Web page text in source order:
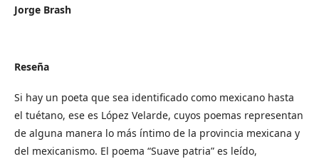
Jorge Brash
Reseña
Si hay un poeta que sea identificado como mexicano hasta
el tuétano, ese es López Velarde, cuyos poemas representan
de alguna manera lo más íntimo de la provincia mexicana y
del mexicanismo. El poema “Suave patria” es leído,